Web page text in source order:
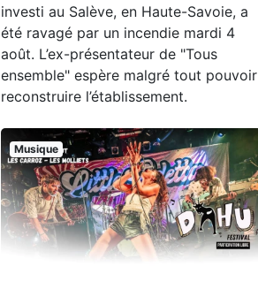
investi au Salève, en Haute-Savoie, a
été ravagé par un incendie mardi 4
août. L’ex-présentateur de "Tous
ensemble" espère malgré tout pouvoir
reconstruire l’établissement.
Musique